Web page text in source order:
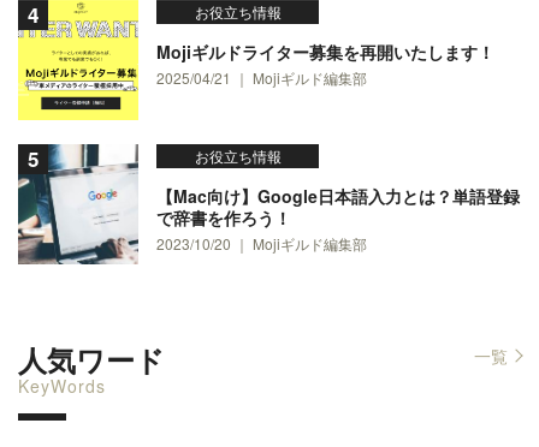
お役立ち情報
Mojiギルドライター募集を再開いたします！
2025/04/21 ｜ Mojiギルド編集部
お役立ち情報
【Mac向け】Google日本語入力とは？単語登録
で辞書を作ろう！
2023/10/20 ｜ Mojiギルド編集部
人気ワード
KeyWords
一覧